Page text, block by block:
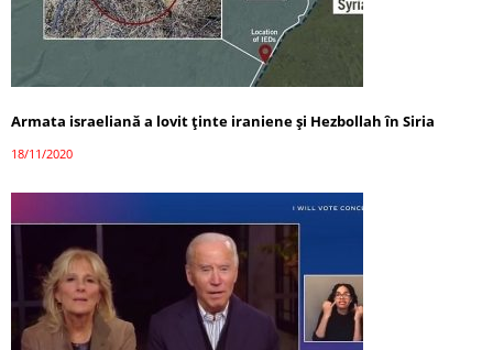
Armata israeliană a lovit ținte iraniene și Hezbollah în Siria
18/11/2020